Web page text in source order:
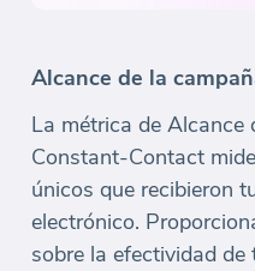
Alcance de la
La métrica de Alcance
Constant-Contact
únicos que recibieron
electrónico.
sobre la efectividad